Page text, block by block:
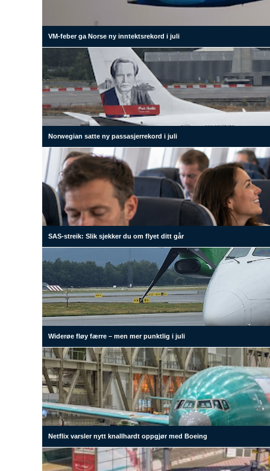
VM-feber ga Norse ny inntektsrekord i juli
Norwegian satte ny passasjerrekord i juli
SAS-streik: Slik sjekker du om flyet ditt går
Widerøe fløy færre – men mer punktlig i juli
Netflix varsler nytt knallhardt oppgjør med Boeing